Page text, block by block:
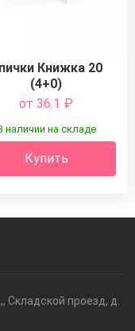
Книжка 20
(4+0)
от 36.1 ₽
наличии на складе
Купить
Складской проезд, д.